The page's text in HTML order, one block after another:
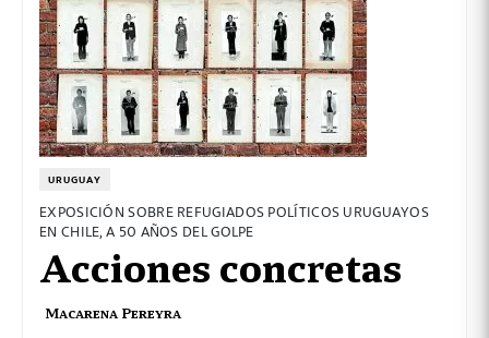
URUGUAY
EXPOSICIÓN SOBRE REFUGIADOS POLÍTICOS URUGUAYOS
EN CHILE, A 50 AÑOS DEL GOLPE
Acciones concretas
Macarena Pereyra